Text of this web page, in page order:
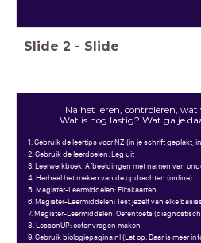
Slide 2 - Slide
Na het leren, controleren, wat
Wat is nog lastig? Wat ga je
1. Gebruik de leertips voor NZ (in je schrift geplakt,
2. Gebruik de leerdoelen: Leg uit
3. Leerwerkboek: Afbeeldingen met namen van
4. Herhaal het maken van de opdrachten (online)
5. Magister-Leermiddelen: Flitskaarten
6. Magister-Leermiddelen: Test jezelf van elke
7. Magister-Leermiddelen: Oefentoets
8. LessonUP: oefenvragen maken
9. Gebruik biologiepagina.nl (Let op: Daar is meer